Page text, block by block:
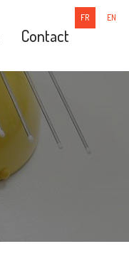
FR EN
Contact